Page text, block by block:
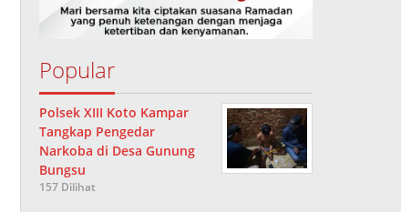
Popular
Polsek XIII Koto Kampar
Tangkap Pengedar
Narkoba di Desa Gunung
Bungsu
157 Dilihat